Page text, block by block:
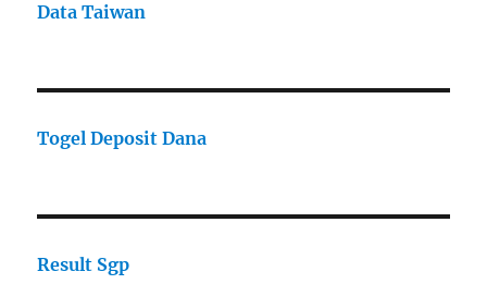
Data Taiwan
Togel Deposit Dana
Result Sgp